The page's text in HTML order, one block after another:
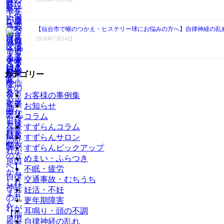
【仙台市で喉のつかえ・ヒステリー球にお悩みの方へ】自律神経の
2026年7月14日
カテゴリー
お客様の事例集
お知らせ
コラム
すずらんコラム
すずらんサロン
すずらんピックアップ
めまい・ふらつき
不眠・疲労
交通事故・むちうち
妊活・不妊
更年期障害
耳鳴り・頭の不調
自律神経の乱れ